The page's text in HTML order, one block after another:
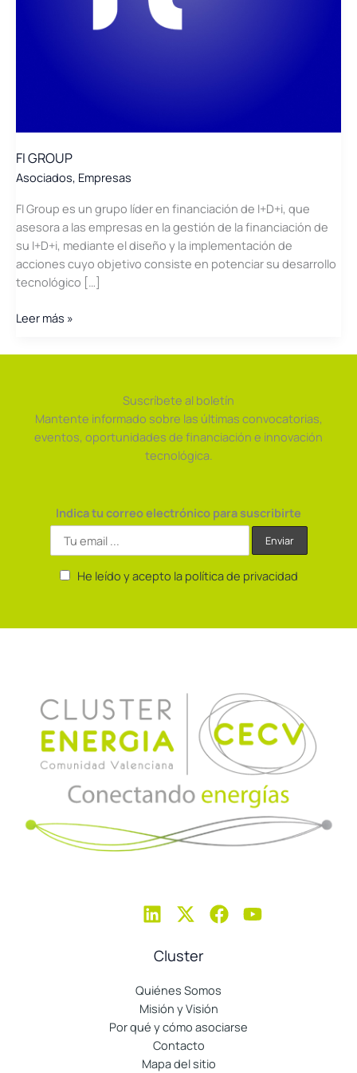
FI GROUP
Asociados, Empresas
FI Group es un grupo líder en financiación de I+D+i, que
asesora a las empresas en la gestión de la financiación de
su I+D+i, mediante el diseño y la implementación de
acciones cuyo objetivo consiste en potenciar su desarrollo
tecnológico […]
FI
Leer más »
Suscríbete al boletín
Mantente informado sobre las últimas convocatorias,
eventos, oportunidades de financiación e innovación
tecnológica.
Indica tu correo electrónico para suscribirte
He leído y acepto la política de privacidad
Cluster
Quiénes Somos
Misión y Visión
Por qué y cómo asociarse
Contacto
Mapa del sitio